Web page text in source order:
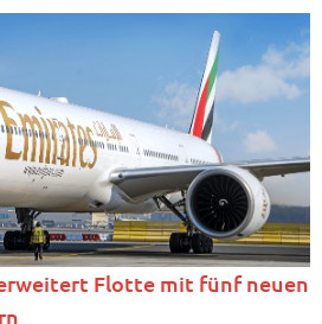
Flotte mit fünf neuen